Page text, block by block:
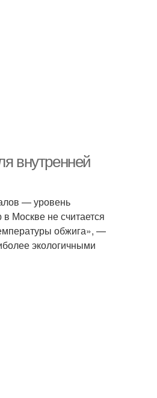
внутренней
— уровень
Москве не считается
обжига», —
экологичными